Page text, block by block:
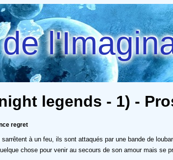
legends - 1) -
regret
à un feu, ils sont attaqués par une bande de
chose pour venir au secours de son amour mais se